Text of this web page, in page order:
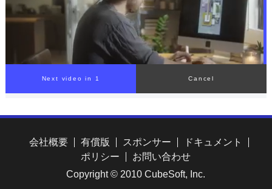
Next video in 1 Cancel
会社概要 有償版 スポンサー
ドキュメント
ポリシー
お問い合わせ
Copyright © 2010 CubeSoft, Inc.